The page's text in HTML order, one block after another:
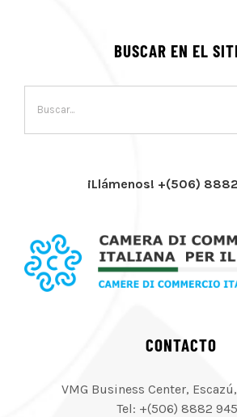
BUSCAR EN EL
¡Llámenos! +(506)
CONTACTO
VMG Business Center,
Tel: +(506) 8882